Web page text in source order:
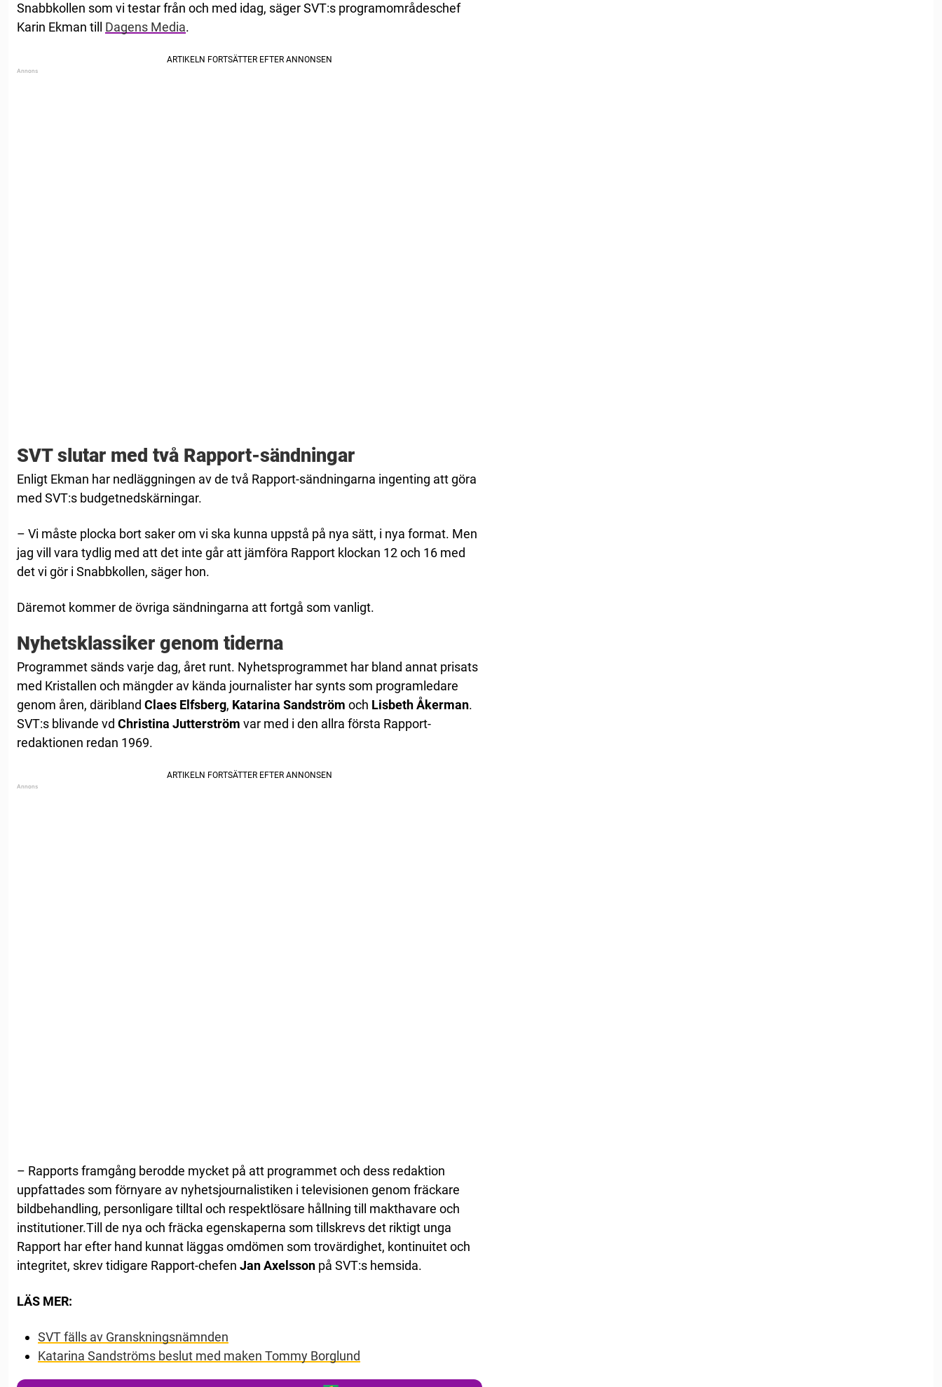
Snabbkollen som vi testar från och med idag, säger SVT:s programområdeschef
Karin Ekman till Dagens Media.
SVT slutar med två Rapport-sändningar
Enligt Ekman har nedläggningen av de två Rapport-sändningarna ingenting att göra
med SVT:s budgetnedskärningar.
– Vi måste plocka bort saker om vi ska kunna uppstå på nya sätt, i nya format. Men
jag vill vara tydlig med att det inte går att jämföra Rapport klockan 12 och 16 med
det vi gör i Snabbkollen, säger hon.
Däremot kommer de övriga sändningarna att fortgå som vanligt.
Nyhetsklassiker genom tiderna
Programmet sänds varje dag, året runt. Nyhetsprogrammet har bland annat prisats
med Kristallen och mängder av kända journalister har synts som programledare
genom åren, däribland Claes Elfsberg, Katarina Sandström och Lisbeth Åkerman.
SVT:s blivande vd Christina Jutterström var med i den allra första Rapport-
redaktionen redan 1969.
– Rapports framgång berodde mycket på att programmet och dess redaktion
uppfattades som förnyare av nyhetsjournalistiken i televisionen genom fräckare
bildbehandling, personligare tilltal och respektlösare hållning till makthavare och
institutioner.Till de nya och fräcka egenskaperna som tillskrevs det riktigt unga
Rapport har efter hand kunnat läggas omdömen som trovärdighet, kontinuitet och
integritet, skrev tidigare Rapport-chefen Jan Axelsson på SVT:s hemsida.
LÄS MER:
SVT fälls av Granskningsnämnden
Katarina Sandströms beslut med maken Tommy Borglund